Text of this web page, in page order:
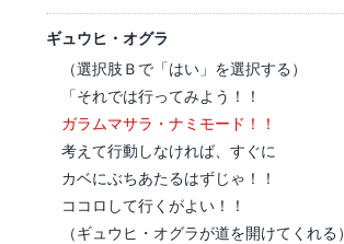
ギュウヒ・オグラ
（選択肢Ｂで「はい」を選択する）
「それでは行ってみよう！！
ガラムマサラ・ナミモード！！
考えて行動しなければ、すぐに
カベにぶちあたるはずじゃ！！
ココロして行くがよい！！
（ギュウヒ・オグラが道を開けてくれる）